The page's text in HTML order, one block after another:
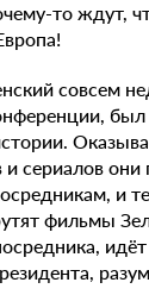
то ждут,
совсем
сериалов они
и
фильмы